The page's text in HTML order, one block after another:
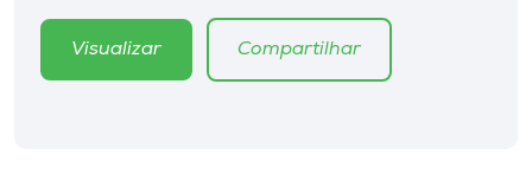
Biblioteca
Visualizar Compartilhar